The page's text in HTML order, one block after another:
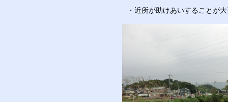
・近所が助けあいすることが